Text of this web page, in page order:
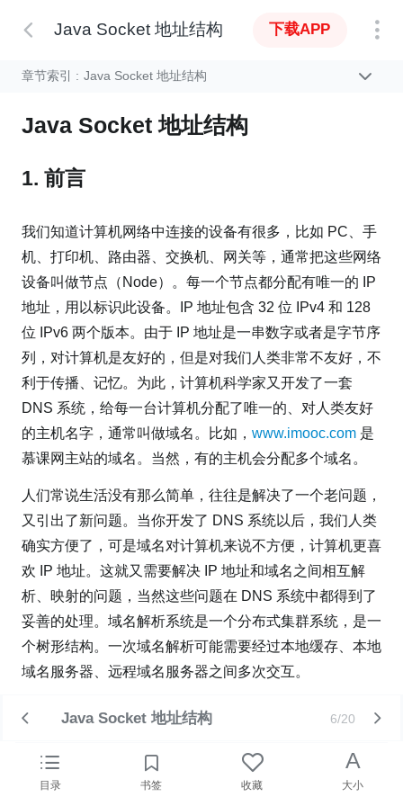
Java Socket 地址结构 下载APP
章节索引 : Java Socket 地址结构
Java Socket 地址结构
1. 前言
我们知道计算机网络中连接的设备有很多，比如 PC、手
机、打印机、路由器、交换机、网关等，通常把这些网络
设备叫做节点（Node）。每一个节点都分配有唯一的 IP
地址，用以标识此设备。IP 地址包含 32 位 IPv4 和 128
位 IPv6 两个版本。由于 IP 地址是一串数字或者是字节序
列，对计算机是友好的，但是对我们人类非常不友好，不
利于传播、记忆。为此，计算机科学家又开发了一套
DNS 系统，给每一台计算机分配了唯一的、对人类友好
的主机名字，通常叫做域名。比如， www.imooc.com是
慕课网主站的域名。当然，有的主机会分配多个域名。
人们常说生活没有那么简单，往往是解决了一个老问题，
又引出了新问题。当你开发了 DNS 系统以后，我们人类
确实方便了，可是域名对计算机来说不方便，计算机更喜
欢 IP 地址。这就又需要解决 IP 地址和域名之间相互解
析、映射的问题，当然这些问题在 DNS 系统中都得到了
妥善的处理。域名解析系统是一个分布式集群系统，是一
个树形结构。一次域名解析可能需要经过本地缓存、本地
域名服务器、远程域名服务器之间多次交互。
从上面的描述可以看出，IP 地址和域名之间的相互解析
制进行了封装，以 API 的形式提供给网络程序员，这样
极大的简化了编程的复杂度。
Java Socket 地址结构 6/20
目录 书签 收藏
A
大小